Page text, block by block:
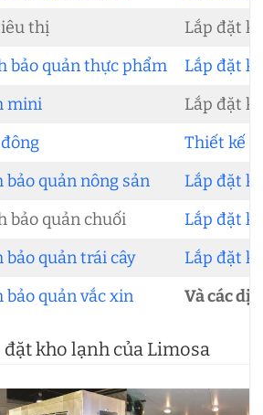
thị
Lắp đặt
bảo quản thực phẩm
Lắp đặt
mini
Lắp đặt
Thiết kế
quản nông sản
Lắp đặt
bảo quản chuối
Lắp đặt
bảo quản trái cây
Lắp đặt
bảo quản vắc xin
Và các
đặt kho lạnh của Limosa